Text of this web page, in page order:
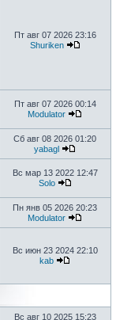
Пт авг 07 2026 23:16
Shuriken
Пт авг 07 2026 00:14
Modulator
Сб авг 08 2026 01:20
yabagl
Вс мар 13 2022 12:47
Solo
Пн янв 05 2026 20:23
Modulator
Вс июн 23 2024 22:10
kab
Вс авг 10 2025 15:23